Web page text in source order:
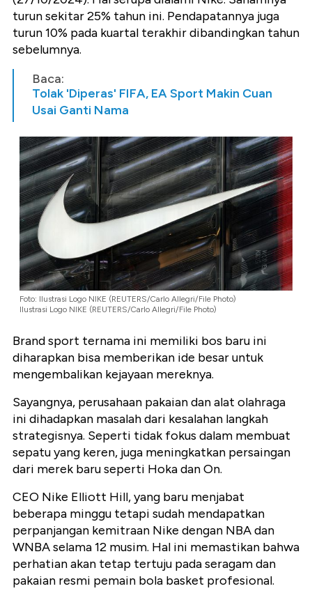
turun sekitar 25% tahun ini. Pendapatannya juga
turun 10% pada kuartal terakhir dibandingkan tahun
sebelumnya.
Baca:
Tolak 'Diperas' FIFA, EA Sport Makin Cuan
Usai Ganti Nama
Foto: Ilustrasi Logo NIKE (REUTERS/Carlo Allegri/File Photo)
Ilustrasi Logo NIKE (REUTERS/Carlo Allegri/File Photo)
Brand sport ternama ini memiliki bos baru ini
diharapkan bisa memberikan ide besar untuk
mengembalikan kejayaan mereknya.
Sayangnya, perusahaan pakaian dan alat olahraga
ini dihadapkan masalah dari kesalahan langkah
strategisnya. Seperti tidak fokus dalam membuat
sepatu yang keren, juga meningkatkan persaingan
dari merek baru seperti Hoka dan On.
CEO Nike Elliott Hill, yang baru menjabat
beberapa minggu tetapi sudah mendapatkan
perpanjangan kemitraan Nike dengan NBA dan
WNBA selama 12 musim. Hal ini memastikan bahwa
perhatian akan tetap tertuju pada seragam dan
pakaian resmi pemain bola basket profesional.